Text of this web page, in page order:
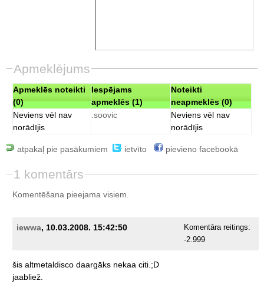
Apmeklējums
Apmeklēs noteikti
(0)
Iespējams
apmeklēs (1)
Noteikti
neapmeklēs (0)
Neviens vēl nav
norādījis
.soovic
Neviens vēl nav
norādījis
atpakaļ pie pasākumiem ietvīto pievieno facebookā
1 komentārs
Komentēšana pieejama visiem.
iewwa, 10.03.2008. 15:42:50
Komentāra reitings:
-2.999
šis altmetaldisco daargāks nekaa citi.;D
jaabliež.